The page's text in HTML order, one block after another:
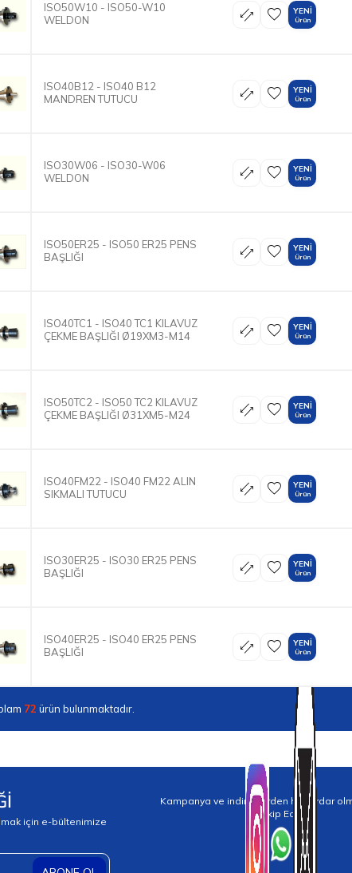
ISO50W10 - ISO50-W10
WELDON
YENI
Ürün
ISO40B12 - ISO40 B12
MANDREN TUTUCU
YENI
Ürün
ISO30W06 - ISO30-W06
WELDON
YENI
Ürün
ISO50ER25 - ISO50 ER25 PENS
BAŞLIĞI
YENI
Ürün
ISO40TC1 - ISO40 TC1 KILAVUZ
ÇEKME BAŞLIĞI Ø19XM3-M14
YENI
Ürün
ISO50TC2 - ISO50 TC2 KILAVUZ
ÇEKME BAŞLIĞI Ø31XM5-M24
YENI
Ürün
ISO40FM22 - ISO40 FM22 ALIN
SIKMALI TUTUCU
YENI
Ürün
ISO30ER25 - ISO30 ER25 PENS
BAŞLIĞI
YENI
Ürün
ISO40ER25 - ISO40 ER25 PENS
BAŞLIĞI
YENI
Ürün
72 ürün bulunmaktadır.
için e-bültenimize
Kampanya ve indirimlerden haberdar
Takip Edin!